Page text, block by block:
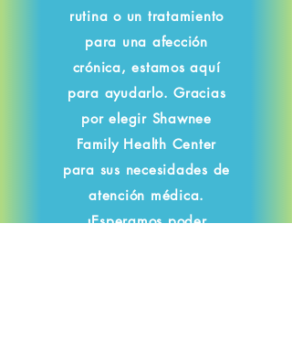
rutina o un tratamiento
para una afección
crónica, estamos aquí
para ayudarlo. Gracias
por elegir Shawnee
Family Health Center
para sus necesidades de
atención médica.
¡Esperamos poder